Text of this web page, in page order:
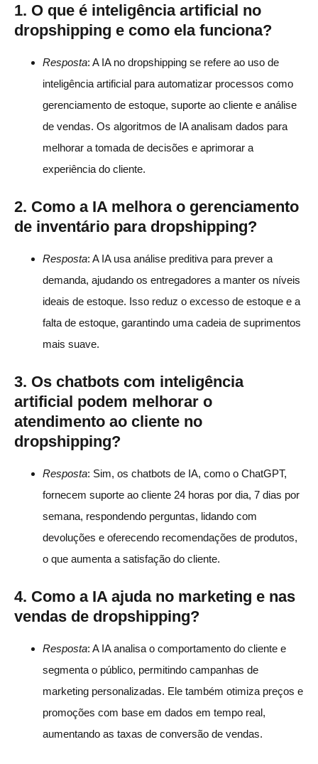
1. O que é inteligência artificial no
dropshipping e como ela funciona?
Resposta: A IA no dropshipping se refere ao uso de
inteligência artificial para automatizar processos como
gerenciamento de estoque, suporte ao cliente e análise
de vendas. Os algoritmos de IA analisam dados para
melhorar a tomada de decisões e aprimorar a
experiência do cliente.
2. Como a IA melhora o gerenciamento
de inventário para dropshipping?
Resposta: A IA usa análise preditiva para prever a
demanda, ajudando os entregadores a manter os níveis
ideais de estoque. Isso reduz o excesso de estoque e a
falta de estoque, garantindo uma cadeia de suprimentos
mais suave.
3. Os chatbots com inteligência
artificial podem melhorar o
atendimento ao cliente no
dropshipping?
Resposta: Sim, os chatbots de IA, como o ChatGPT,
fornecem suporte ao cliente 24 horas por dia, 7 dias por
semana, respondendo perguntas, lidando com
devoluções e oferecendo recomendações de produtos,
o que aumenta a satisfação do cliente.
4. Como a IA ajuda no marketing e nas
vendas de dropshipping?
Resposta: A IA analisa o comportamento do cliente e
segmenta o público, permitindo campanhas de
marketing personalizadas. Ele também otimiza preços e
promoções com base em dados em tempo real,
aumentando as taxas de conversão de vendas.